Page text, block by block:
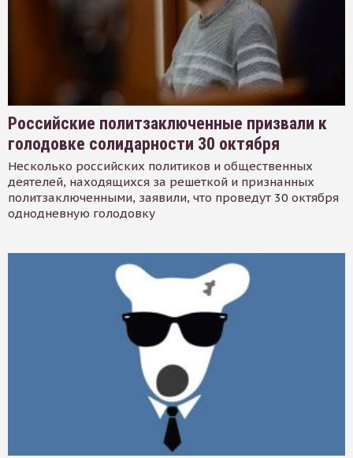
Российские политзаключенные призвали к
голодовке солидарности 30 октября
Несколько российских политиков и общественных
деятелей, находящихся за решеткой и признанных
политзаключенными, заявили, что проведут 30 октября
однодневную голодовку